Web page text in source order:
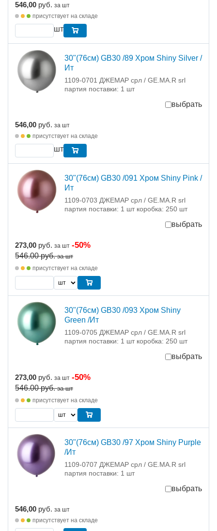
546,00 руб. за шт
присутствует на складе
шт
30"(76см) GB30 /89 Хром Shiny Silver /
Ит
1109-0701 ДЖЕМАР срл / GE.MA.R srl
партия поставки: 1 шт
выбрать
546,00 руб. за шт
присутствует на складе
шт
30"(76см) GB30 /091 Хром Shiny Pink /
Ит
1109-0703 ДЖЕМАР срл / GE.MA.R srl
партия поставки: 1 шт коробка: 250 шт
выбрать
273,00 руб. за шт -50%
546.00руб. за шт
присутствует на складе
30"(76см) GB30 /093 Хром Shiny
Green /Ит
1109-0705 ДЖЕМАР срл / GE.MA.R srl
партия поставки: 1 шт коробка: 250 шт
выбрать
273,00 руб. за шт -50%
546.00руб. за шт
присутствует на складе
30"(76см) GB30 /97 Хром Shiny Purple
/Ит
1109-0707 ДЖЕМАР срл / GE.MA.R srl
партия поставки: 1 шт
выбрать
546,00 руб. за шт
присутствует на складе